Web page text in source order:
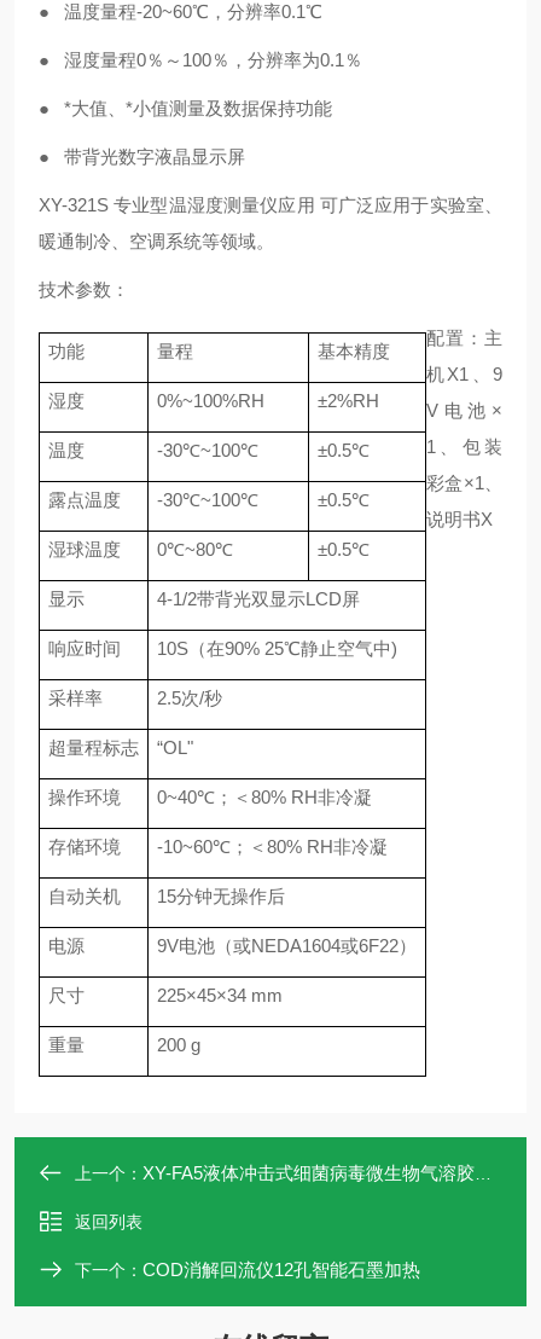
● 温度量程-20~60℃，分辨率0.1℃
● 湿度量程0％～100％，分辨率为0.1％
● *大值、*小值测量及数据保持功能
● 带背光数字液晶显示屏
XY-321S 专业型温湿度测量仪应用 可广泛应用于实验室、
暖通制冷、空调系统等领域。
技术参数：
功能 量程 基本精度
湿度 0%~100%RH ±2%RH
温度 -30℃~100℃ ±0.5℃
露点温度 -30℃~100℃ ±0.5℃
湿球温度 0℃~80℃ ±0.5℃
显示 4-1/2带背光双显示LCD屏
响应时间 10S（在90% 25℃静止空气中)
采样率 2.5次/秒
超量程标志 “OL"
操作环境 0~40℃；＜80% RH非冷凝
存储环境 -10~60℃；＜80% RH非冷凝
自动关机 15分钟无操作后
电源 9V电池（或NEDA1604或6F22）
尺寸 225×45×34 mm
重量 200 g
配置：主
机X1、9
V电池×
1、包装
彩盒×1、
说明书X
上一个： XY-FA5液体冲击式细菌病毒微生物气溶胶采样器
返回列表
下一个： COD消解回流仪12孔智能石墨加热